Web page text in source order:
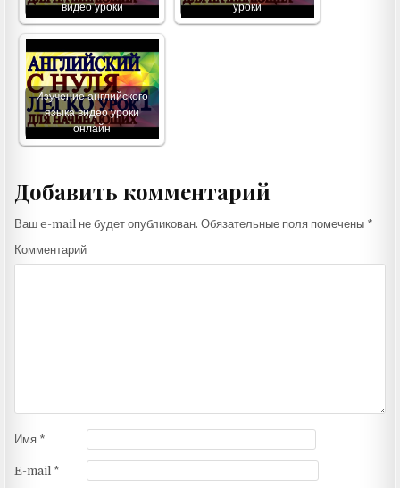
видео уроки
уроки
Изучение английского
языка видео уроки
онлайн
Добавить комментарий
Ваш e-mail не будет опубликован. Обязательные поля помечены *
Комментарий
Имя *
E-mail *